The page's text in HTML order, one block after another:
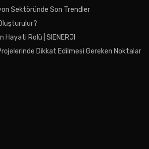
Sektöründe Son Trendler
Rolü | SIENERJI
Dikkat Edilmesi Gereken Noktalar